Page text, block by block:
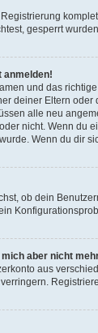
gesperrt
anmelden!
und das
deiner Eltern
alle neu
nicht. Wenn du
Wenn du dir
ob dein
aber nicht
aus